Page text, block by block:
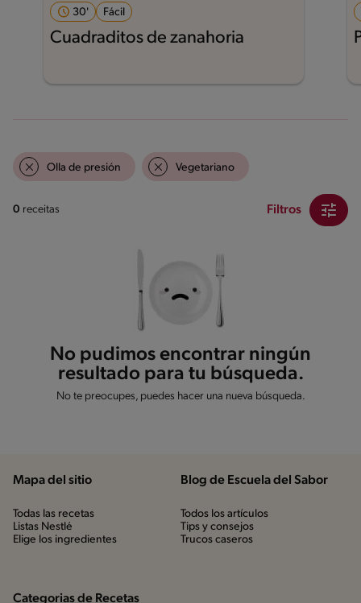
30' Fácil
Cuadraditos de zanahoria
Olla de presión Vegetariano
0 receitas Filtros
No pudimos encontrar ningún
resultado para tu búsqueda.
No te preocupes, puedes hacer una nueva búsqueda.
Mapa del sitio
Todas las recetas
Listas Nestlé
Elige los ingredientes
Blog de Escuela del Sabor
Todos los artículos
Tips y consejos
Trucos caseros
Categorias de Recetas